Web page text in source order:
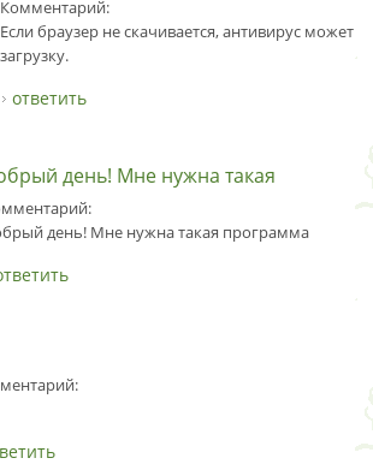
Комментарий:
Если браузер не скачивается, антивирус может
загрузку.
ответить
день! Мне нужна такая
день! Мне нужна такая программа